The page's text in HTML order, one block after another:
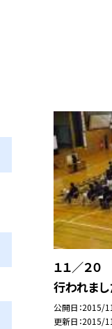
１１／２
行われまし
公開日 2015/
更新日 2015/